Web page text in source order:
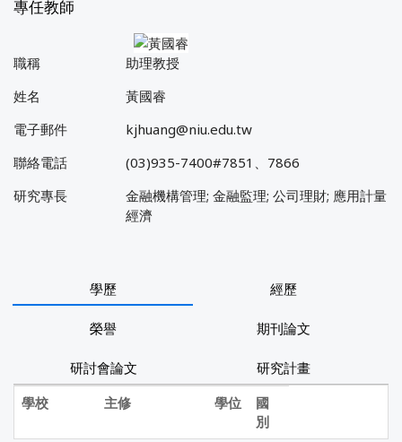
專任教師
職稱
助理教授
姓名
黃國睿
電子郵件
kjhuang@niu.edu.tw
聯絡電話
(03)935-7400#7851、7866
研究專長
金融機構管理; 金融監理; 公司理財; 應用計量
經濟
學歷 經歷
榮譽 期刊論文
研討會論文
研究計畫
學校
主修 學位
國
別